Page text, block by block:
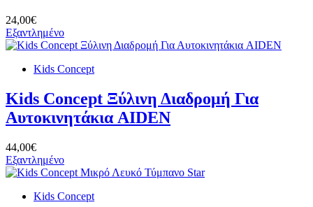
24,00€
Εξαντλημένο
Kids Concept
Kids Concept Ξύλινη Διαδρομή Για
Αυτοκινητάκια AIDEN
44,00€
Εξαντλημένο
Kids Concept